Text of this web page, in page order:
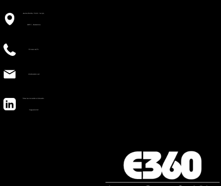
Jaume Borràs, 18-22. 1er pis,
08911, Badalona
93 464 4670
info@e360.cat
Totes les novetats a LinkedIn.
Segueix-nos!